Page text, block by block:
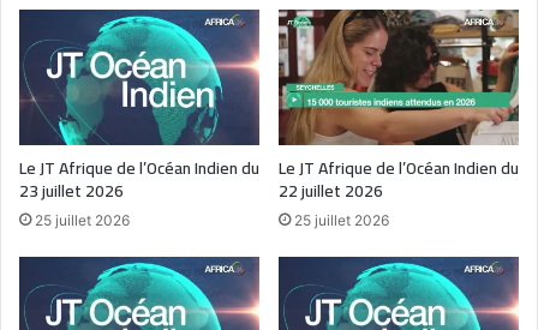
Le JT Afrique de l’Océan Indien du
23 juillet 2026
25 juillet 2026
Le JT Afrique de l’Océan Indien du
22 juillet 2026
25 juillet 2026